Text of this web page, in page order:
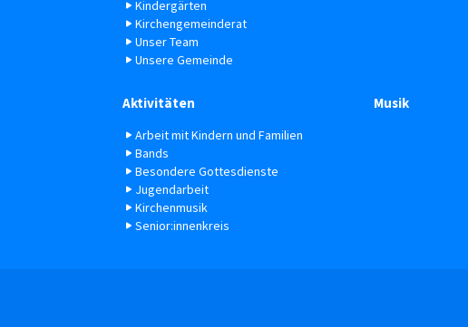
Kindergärten
Kirchengemeinderat
Unser Team
Unsere Gemeinde
Aktivitäten
Arbeit mit Kindern und Familien
Bands
Besondere Gottesdienste
Jugendarbeit
Kirchenmusik
Senior:innenkreis
Musik